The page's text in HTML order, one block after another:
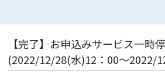
【完了】お申込みサービス一時
(2022/12/28(水)12：00～2022/